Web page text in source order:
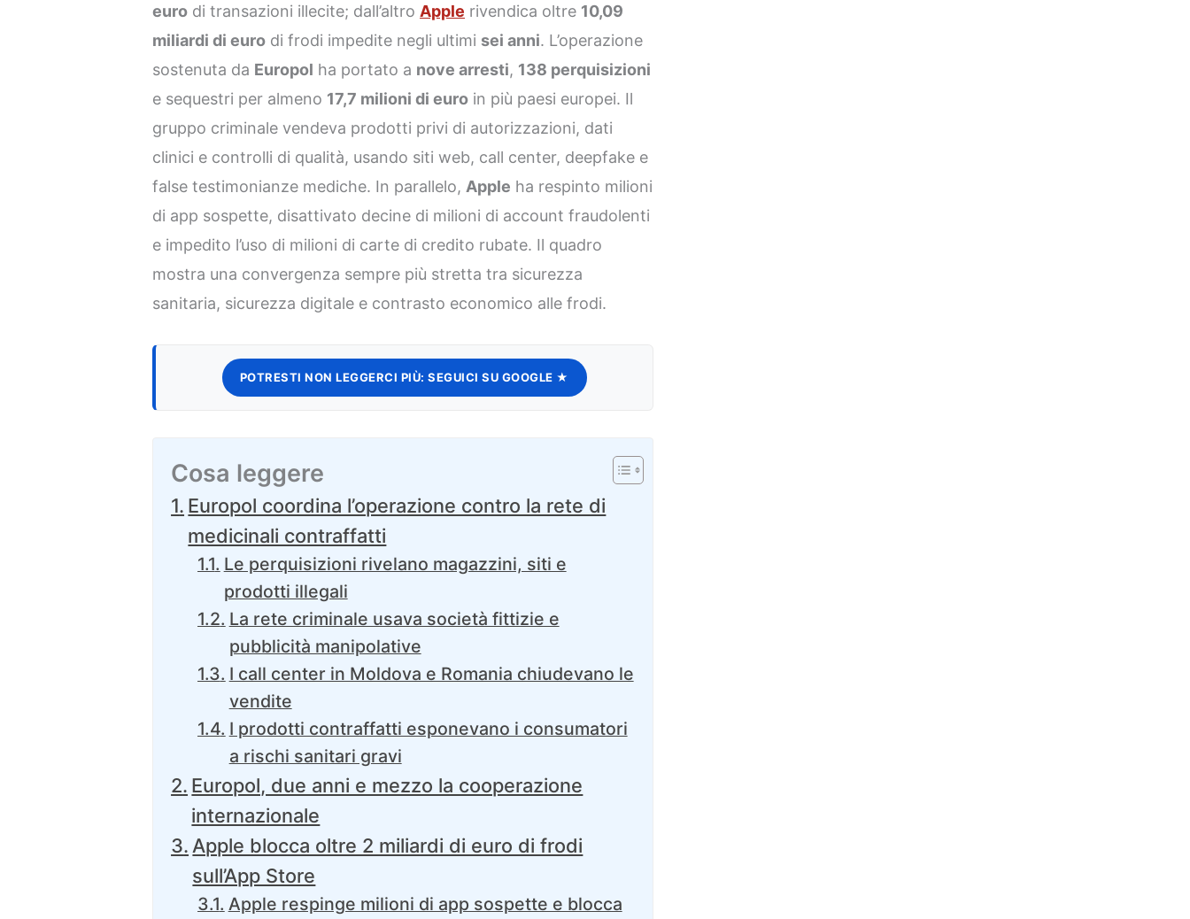
euro di transazioni illecite; dall’altro Apple rivendica oltre 10,09
miliardi di euro di frodi impedite negli ultimi sei anni. L’operazione
sostenuta da Europol ha portato a nove arresti, 138 perquisizioni
e sequestri per almeno 17,7 milioni di euro in più paesi europei. Il
gruppo criminale vendeva prodotti privi di autorizzazioni, dati
clinici e controlli di qualità, usando siti web, call center, deepfake e
false testimonianze mediche. In parallelo, Apple ha respinto milioni
di app sospette, disattivato decine di milioni di account fraudolenti
e impedito l’uso di milioni di carte di credito rubate. Il quadro
mostra una convergenza sempre più stretta tra sicurezza
sanitaria, sicurezza digitale e contrasto economico alle frodi.
POTRESTI NON LEGGERCI PIÙ: SEGUICI SU GOOGLE ★
Cosa leggere
Europol coordina l’operazione contro la rete di
medicinali contraffatti
Le perquisizioni rivelano magazzini, siti e
prodotti illegali
La rete criminale usava società fittizie e
pubblicità manipolative
I call center in Moldova e Romania chiudevano le
vendite
I prodotti contraffatti esponevano i consumatori
a rischi sanitari gravi
Europol, due anni e mezzo la cooperazione
internazionale
Apple blocca oltre 2 miliardi di euro di frodi
sull’App Store
Apple respinge milioni di app sospette e blocca